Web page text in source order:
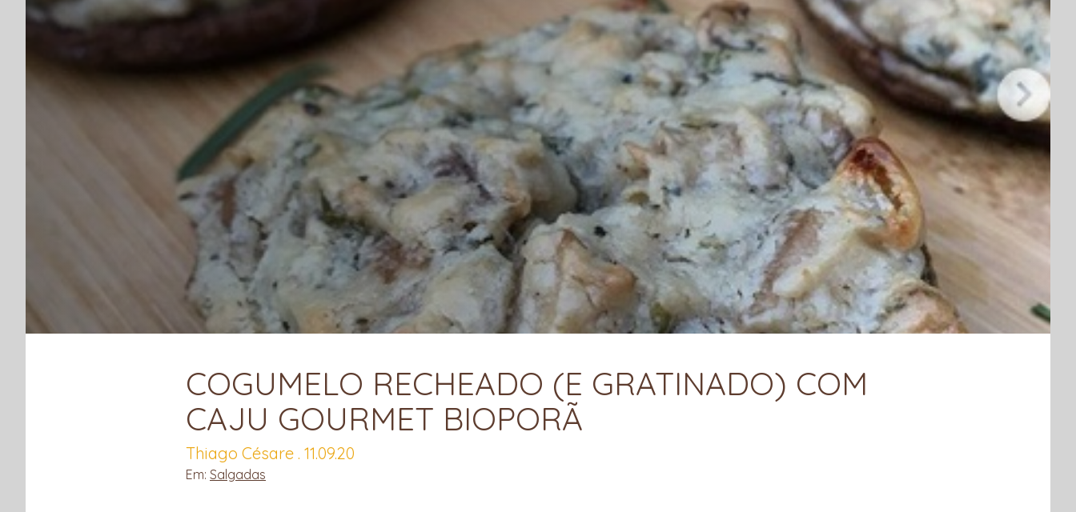
COGUMELO RECHEADO (E GRATINADO) COM
CAJU GOURMET BIOPORÃ
Thiago Césare . 11.09.20
Em: Salgadas